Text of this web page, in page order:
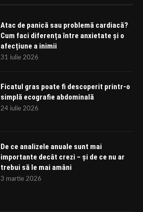
Atac de panică sau problemă cardiacă?
Cum faci diferența între anxietate și o
afecțiune a inimii
31 iulie 2026
Ficatul gras poate fi descoperit printr-o
simplă ecografie abdominală
24 iulie 2026
De ce analizele anuale sunt mai
importante decât crezi – și de ce nu ar
trebui să le mai amâni
3 martie 2026